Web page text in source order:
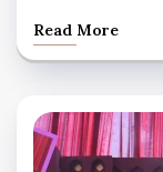
Read More